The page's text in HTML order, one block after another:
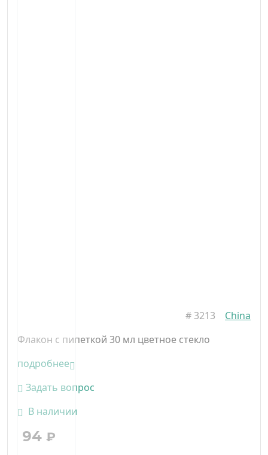
#3213
China
Флакон с пипеткой 30 мл цветное стекло
подробнее
Задать вопрос
В наличии
94 ₽